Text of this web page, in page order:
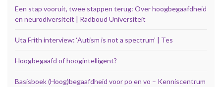
Een stap vooruit, twee stappen terug: Over hoogbegaafdheid
en neurodiversiteit | Radboud Universiteit
Uta Frith interview: ‘Autism is not a spectrum’ | Tes
Hoogbegaafd of hoogintelligent?
Basisboek (Hoog)begaafdheid voor po en vo – Kenniscentrum